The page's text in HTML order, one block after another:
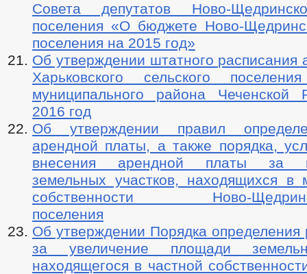
Совета депутатов Ново-
поселения «О бюджете Ново-
поселения на 2015 год»
Об утверждении штатного расписания
Харьковского сельского
муниципального района Чеченской
2016 год
Об утверждении правил
арендной платы, а также порядка,
внесения арендной платы за
земельных участков, находящихся в
собственности Ново-
поселения
Об утверждении Порядка определения
за увеличение площади
находящегося в частной